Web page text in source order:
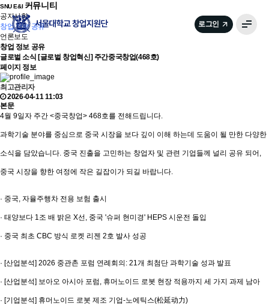
로그인
SNU E&I 커뮤니티
공지사항
창업 정보 공유
언론보도
창업 정보 공유
글로벌 소식 [글로벌 창업혁신] 주간중국창업(468호)
페이지 정보
최고관리자
2026-04-11 11:03
본문
4월 9일자 주간 <중국창업> 468호를 전해드립니다.
과학기술 분야를 중심으로 중국 시장을 보다 깊이 이해 하는데 도움이 될 만한 다양한
소식을 담았습니다. 중국 진출을 고민하는 창업자 및 관련 기업들께 널리 공유 되어,
중국 시장을 향한 여정에 작은 길잡이가 되길 바랍니다.
· 중국, 자율주행차 전용 보험 출시
· 태양보다 1조 배 밝은 X선, 중국 '슈퍼 현미경' HEPS 시운전 돌입
· 중국 최초 CBC 방식 로켓 리젠 2호 발사 성공
· [산업분석] 2026 중관촌 포럼 연례회의: 21개 최첨단 과학기술 성과 발표
· [산업분석] 보아오 아시아 포럼, 휴머노이드 로봇 현장 적용까지 세 가지 과제 남아
· [기업분석] 휴머노이드 로봇 제조 기업-노에틱스(松延动力)